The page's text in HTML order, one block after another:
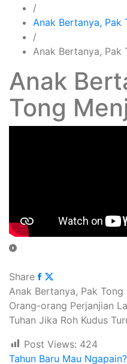
/
Anak Bertanya, Pak
/
Anak Bertanya, Pak
Anak
Tong
Share
Anak Bertanya, Pak
Orang-orang Perjanjian
Tuhan Jika Roh Kudus
Post Views: 424
Tahun Baru Mau Ngapain?